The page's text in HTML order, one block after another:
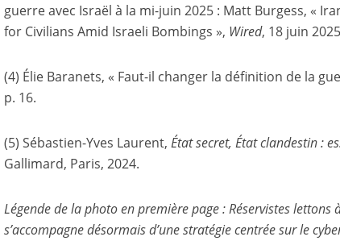
guerre avec Israël à la mi-juin 2025 : Matt Burgess, «
for Civilians Amid Israeli Bombings », Wired, 18 juin
(4) Élie Baranets, « Faut-il changer la définition de la
p. 16.
(5) Sébastien-Yves Laurent,État secret, État clandestin :
Gallimard, Paris, 2024.
Légende de la photo en première page : Réservistes
s’accompagne désormais d’une stratégie centrée sur le